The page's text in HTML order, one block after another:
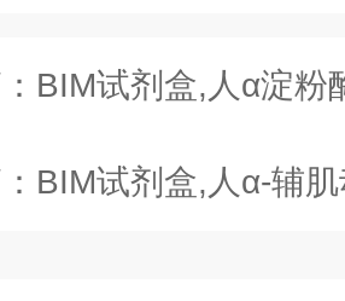
BIM试剂盒,人α淀粉酶（
BIM试剂盒,人α-辅肌动蛋白4